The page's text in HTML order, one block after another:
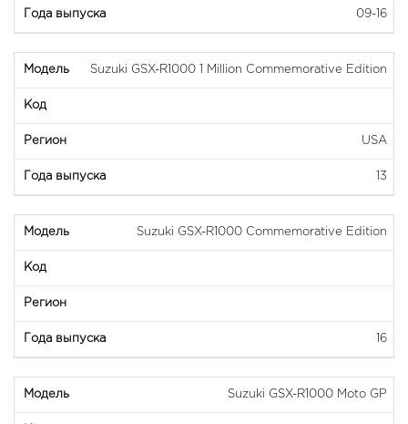
09-16
Suzuki GSX-R1000 1 Million Commemorative Edition
USA
13
Suzuki GSX-R1000 Commemorative Edition
16
Suzuki GSX-R1000 Moto GP